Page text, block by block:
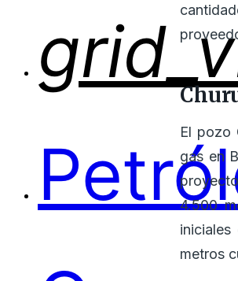
El pozo
gas en
4.500
metros